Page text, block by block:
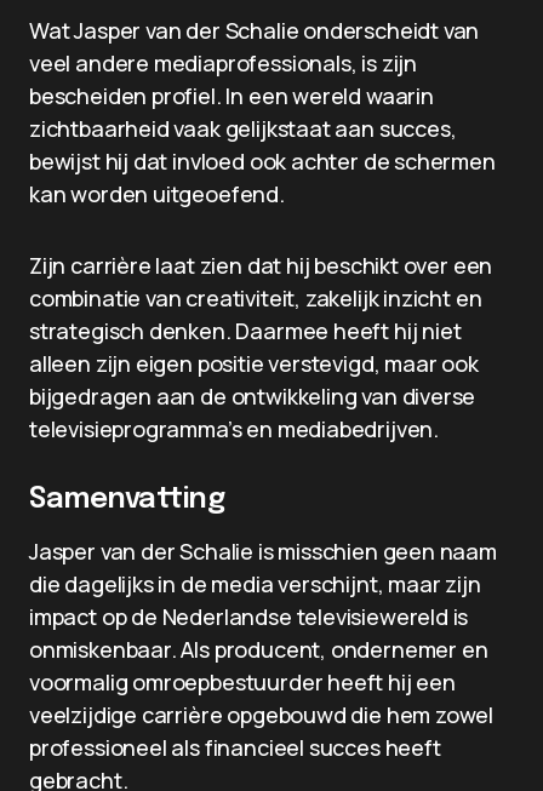
Wat Jasper van der Schalie onderscheidt van
veel andere mediaprofessionals, is zijn
bescheiden profiel. In een wereld waarin
zichtbaarheid vaak gelijkstaat aan succes,
bewijst hij dat invloed ook achter de schermen
kan worden uitgeoefend.
Zijn carrière laat zien dat hij beschikt over een
combinatie van creativiteit, zakelijk inzicht en
strategisch denken. Daarmee heeft hij niet
alleen zijn eigen positie verstevigd, maar ook
bijgedragen aan de ontwikkeling van diverse
televisieprogramma’s en mediabedrijven.
Samenvatting
Jasper van der Schalie is misschien geen naam
die dagelijks in de media verschijnt, maar zijn
impact op de Nederlandse televisiewereld is
onmiskenbaar. Als producent, ondernemer en
voormalig omroepbestuurder heeft hij een
veelzijdige carrière opgebouwd die hem zowel
professioneel als financieel succes heeft
gebracht.